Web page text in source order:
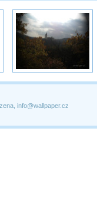
info@wallpaper.cz